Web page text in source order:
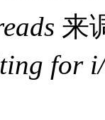
来
for